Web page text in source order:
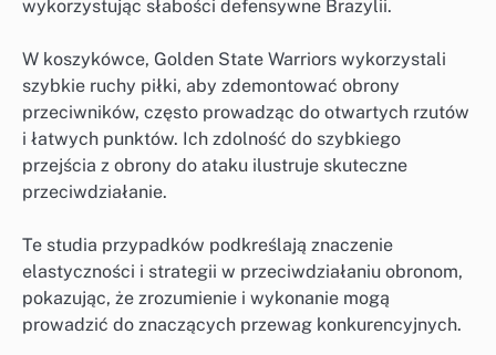
wykorzystując słabości defensywne Brazylii.
W koszykówce, Golden State Warriors wykorzystali
szybkie ruchy piłki, aby zdemontować obrony
przeciwników, często prowadząc do otwartych rzutów
i łatwych punktów. Ich zdolność do szybkiego
przejścia z obrony do ataku ilustruje skuteczne
przeciwdziałanie.
Te studia przypadków podkreślają znaczenie
elastyczności i strategii w przeciwdziałaniu obronom,
pokazując, że zrozumienie i wykonanie mogą
prowadzić do znaczących przewag konkurencyjnych.